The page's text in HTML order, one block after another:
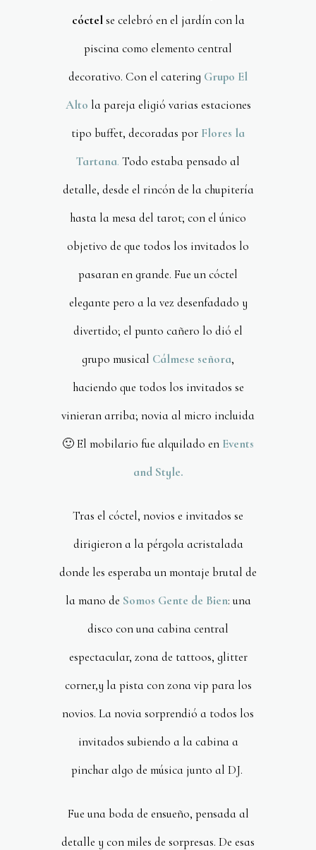
cóctelse celebró en el jardín con la
piscina como elemento central
decorativo. Con el catering Grupo El
Alto la pareja eligió varias estaciones
tipo buffet, decoradas por Flores la
Tartana. Todo estaba pensado al
detalle, desde el rincón de la chupitería
hasta la mesa del tarot; con el único
objetivo de que todos los invitados lo
pasaran en grande. Fue un cóctel
elegante pero a la vez desenfadado y
divertido; el punto cañero lo dió el
grupo musical Cálmese señora,
haciendo que todos los invitados se
vinieran arriba; novia al micro incluida
🙂 El mobilario fue alquilado en Events
and Style.
Tras el cóctel, novios e invitados se
dirigieron a la pérgola acristalada
donde les esperaba un montaje brutal de
la mano de Somos Gente de Bien: una
disco con una cabina central
espectacular, zona de tattoos, glitter
corner,y la pista con zona vip para los
novios. La novia sorprendió a todos los
invitados subiendo a la cabina a
pinchar algo de música junto al DJ.
Fue una boda de ensueño, pensada al
detalle y con miles de sorpresas. De esas